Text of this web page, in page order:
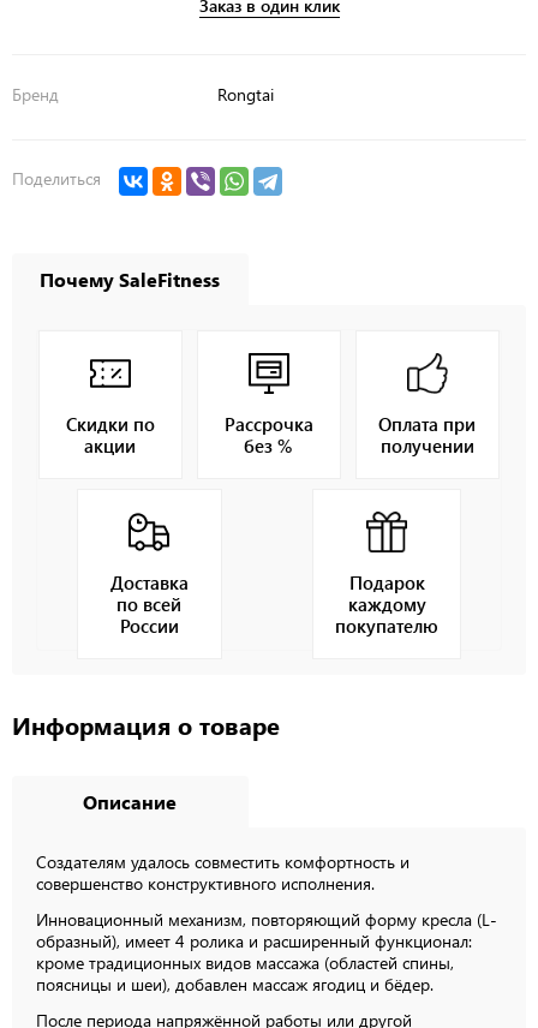
Заказ в один клик
Бренд Rongtai
Поделиться
Почему SaleFitness
Скидки по
акции
Рассрочка
без %
Оплата при
получении
Доставка
по всей
России
Подарок
каждому
покупателю
Информация о товаре
Описание
Создателям удалось совместить комфортность и
совершенство конструктивного исполнения.
Инновационный механизм, повторяющий форму кресла (L-
образный), имеет 4 ролика и расширенный функционал:
кроме традиционных видов массажа (областей спины,
поясницы и шеи), добавлен массаж ягодиц и бёдер.
После периода напряжённой работы или другой